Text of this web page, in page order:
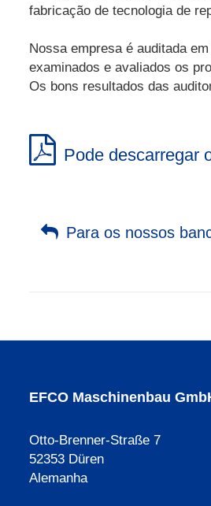
fabricação de tecnologia de
Nossa empresa é auditada
examinados e avaliados os
Os bons resultados das
Pode descarregar
Para os nossos
EFCO Maschinenbau
Otto-Brenner-Straße 7
52353 Düren
Alemanha